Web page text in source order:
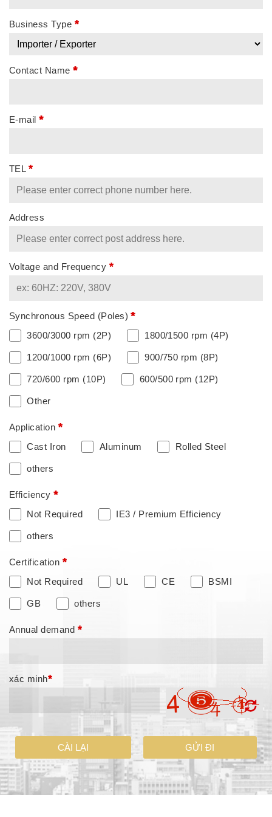
Business Type *
Contact Name*
E-mail*
TEL *
Address
Voltage and Frequency *
Synchronous Speed (Poles)*
3600/3000 rpm (2P) 1800/1500 rpm (4P)
1200/1000 rpm (6P) 900/750 rpm (8P)
720/600 rpm (10P) 600/500 rpm (12P)
Other
Application *
Cast Iron Aluminum Rolled Steel
others
Efficiency*
Not Required IE3 / Premium Efficiency
others
Certification *
Not Required UL CE BSMI
GB others
Annual demand *
xác minh*
CÀI LẠI GỬI ĐI